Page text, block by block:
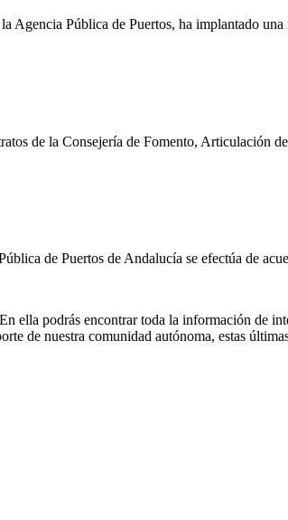
Pública de Puertos, ha implantado
de la Consejería de Fomento, Articulación
de Puertos de Andalucía se efectúa de
ella podrás encontrar toda la información de
de nuestra comunidad autónoma, estas